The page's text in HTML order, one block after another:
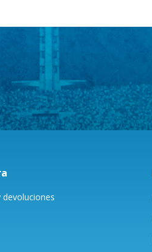
devoluciones